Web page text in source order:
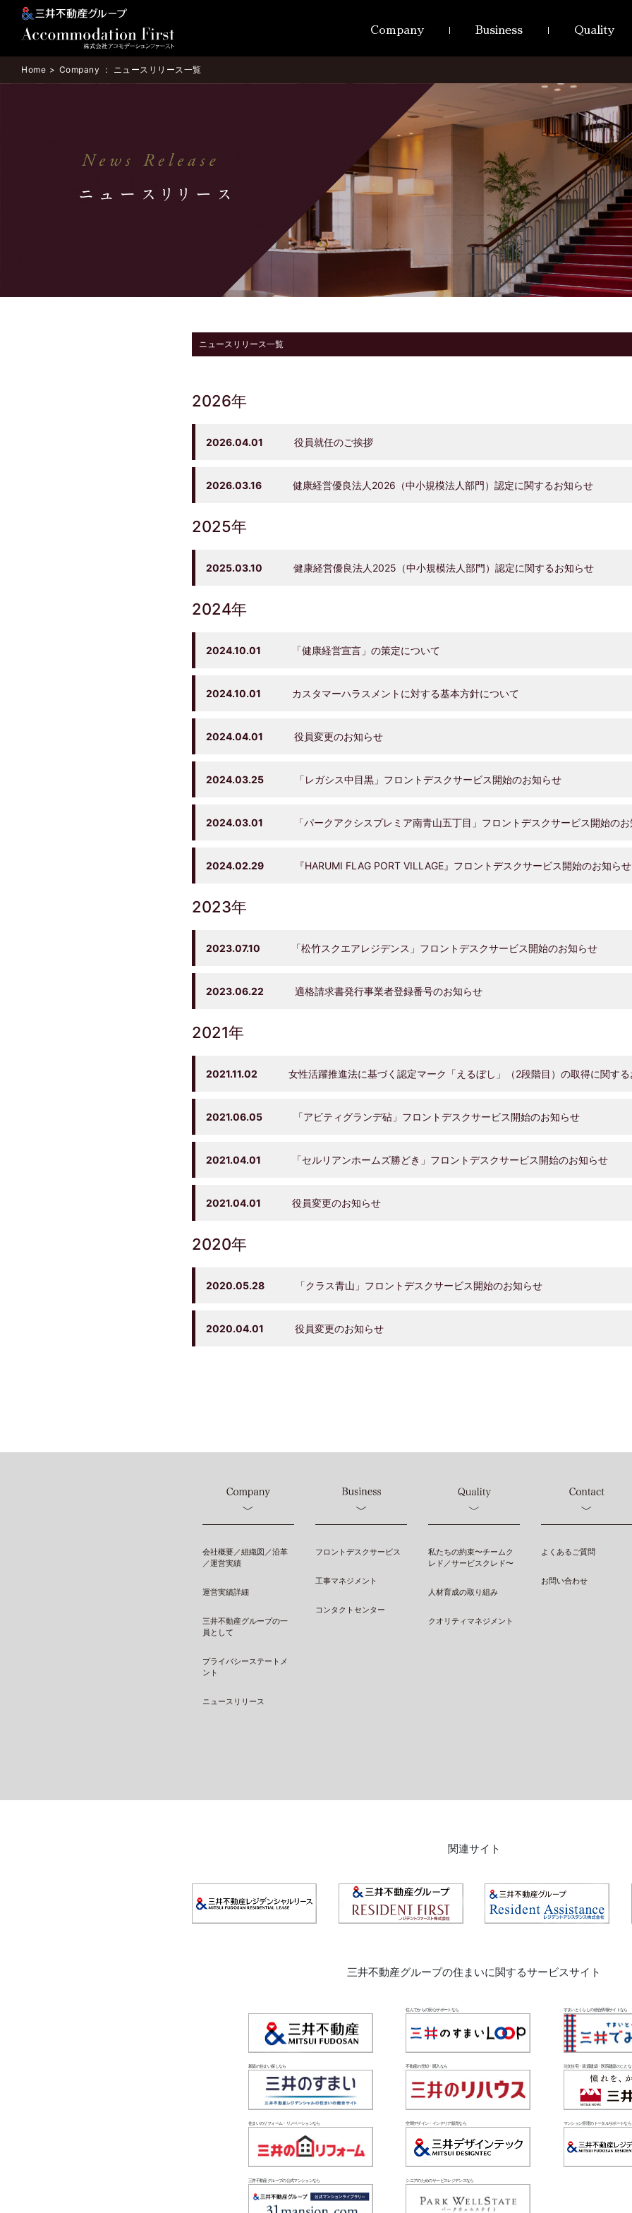
Company Business Quality
Home Company ： ニュースリリース一覧
ニュースリリース一覧
2026年
2026.04.01 役員就任のご挨拶
2026.03.16 健康経営優良法人2026（中小規模法人部門）認定に関するお知らせ
2025年
2025.03.10 健康経営優良法人2025（中小規模法人部門）認定に関するお知らせ
2024年
2024.10.01 「健康経営宣言」の策定について
2024.10.01 カスタマーハラスメントに対する基本方針について
2024.04.01 役員変更のお知らせ
2024.03.25 「レガシス中目黒」フロントデスクサービス開始のお知らせ
2024.03.01 「パークアクシスプレミア南青山五丁目」フロントデスクサービス開始の
2024.02.29 『HARUMI FLAG PORT VILLAGE』フロントデスクサービス開始のお知らせ
2023年
2023.07.10 「松竹スクエアレジデンス」フロントデスクサービス開始のお知らせ
2023.06.22 適格請求書発行事業者登録番号のお知らせ
2021年
2021.11.02 女性活躍推進法に基づく認定マーク「えるぼし」（2段階目）の取得に関す
2021.06.05 「アビティグランデ砧」フロントデスクサービス開始のお知らせ
2021.04.01 「セルリアンホームズ勝どき」フロントデスクサービス開始のお知らせ
2021.04.01 役員変更のお知らせ
2020年
2020.05.28 「クラス青山」フロントデスクサービス開始のお知らせ
2020.04.01 役員変更のお知らせ
会社概要／組織図／沿革
／運営実績
運営実績詳細
三井不動産グループの一
員として
プライバシーステートメ
ント
ニュースリリース
フロントデスクサービス
工事マネジメント
コンタクトセンター
私たちの約束〜チームク
レド／サービスクレド〜
人材育成の取り組み
クオリティマネジメント
よくあるご質問
お問い合わせ
関連サイト
三井不動産グループの住まいに関するサービスサイト
住んでからの安心サポートなら すまいとくらしの総合情報サイトなら
新築の住まい探しなら 不動産の売却・購入なら 注文住宅・賃貸建築・医院建築のことな
住まいのリフォーム・リノベーションなら 空間デザイン・インテリア販売なら マンション管理のトータルサポートなら
三井不動産グループの公式マンションなら シニアのためのサービスレジデンスなら